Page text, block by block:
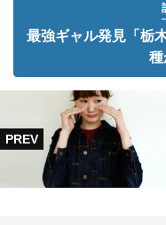
最強ギャル発見「栃